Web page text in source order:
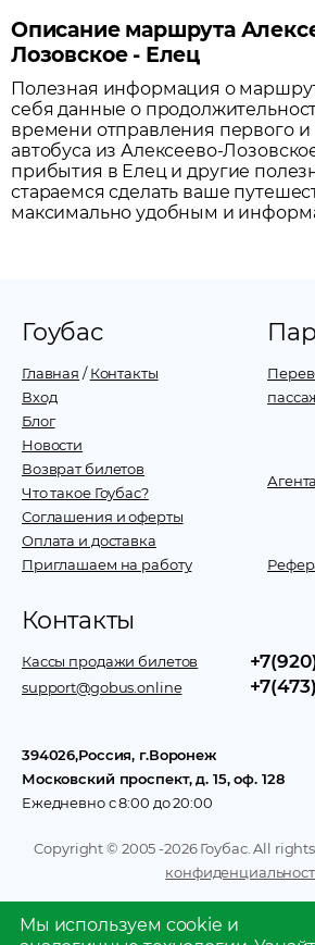
Описание маршрута
Лозовское - Елец
Полезная информация о
себя данные о
времени отправления первого и
автобуса изАлексеево-
прибытия в Елеци другие
стараемся сделать ваше
максимально удобным и
Мы используем cookie и
Гоубас
Главная /Контакты
Вход
Блог
Новости
Возврат билетов
Что такое Гоубас?
Соглашения и оферты
Оплата и доставка
Приглашаем на работу
Контакты
Кассы продажи билетов
support@gobus.online
394026,Россия, г.Воронеж
Московский проспект, д. 15, оф. 128
Ежедневно с 8:00 до 20:00
Copyright © 2005 -2026Гоубас. All